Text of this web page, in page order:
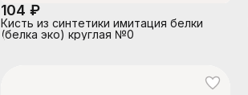
104 ₽
Кисть из синтетики имитация белки
(белка эко) круглая №0